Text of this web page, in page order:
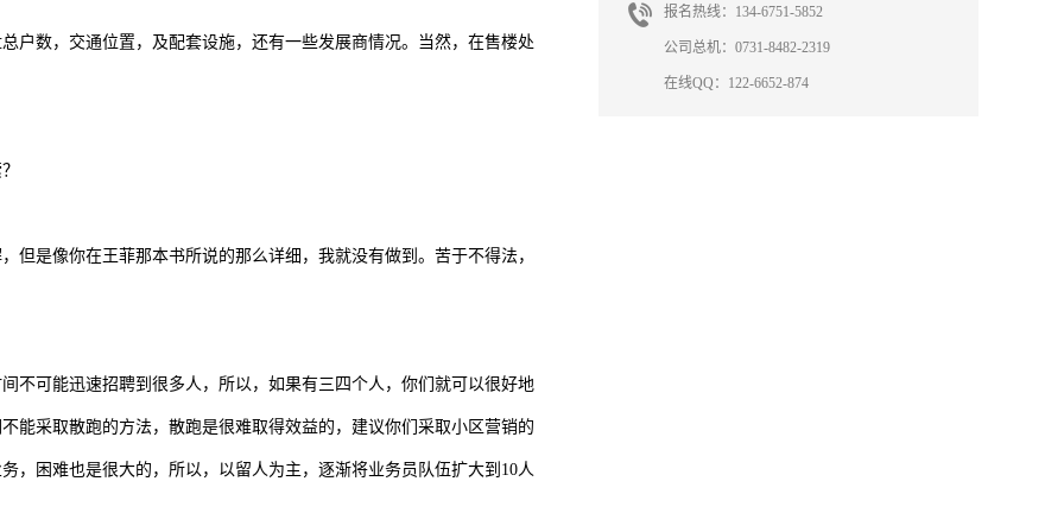
报名热线：134-6751-5852
公司总机：0731-8482-2319
在线QQ：122-6652-874
户数，交通位置，及配套设施，还有一些发展商情况。当然，在售楼处
但是像你在王菲那本书所说的那么详细，我就没有做到。苦于不得法，
不可能迅速招聘到很多人，所以，如果有三四个人，你们就可以很好地
能采取散跑的方法，散跑是很难取得效益的，建议你们采取小区营销的
，困难也是很大的，所以，以留人为主，逐渐将业务员队伍扩大到10人